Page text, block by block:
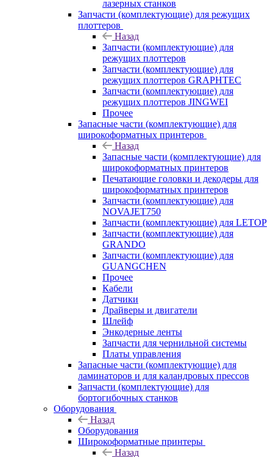
лазерных станков
Запчасти (комплектующие) для режущих
плоттеров
Назад
Запчасти (комплектующие) для
режущих плоттеров
Запчасти (комплектующие) для
режущих плоттеров GRAPHTEC
Запчасти (комплектующие) для
режущих плоттеров JINGWEI
Прочее
Запасные части (комплектующие) для
широкоформатных принтеров
Назад
Запасные части (комплектующие) для
широкоформатных принтеров
Печатающие головки и декодеры для
широкоформатных принтеров
Запчасти (комплектующие) для
NOVAJET750
Запчасти (комплектующие) для LETOP
Запчасти (комплектующие) для
GRANDO
Запчасти (комплектующие) для
GUANGCHEN
Прочее
Кабели
Датчики
Драйверы и двигатели
Шлейф
Энкодерные ленты
Запчасти для чернильной системы
Платы управления
Запасные части (комплектующие) для
ламинаторов и для каландровых прессов
Запчасти (комплектующие) для
бортогибочных станков
Оборудования
Назад
Оборудования
Широкоформатные принтеры
Назад